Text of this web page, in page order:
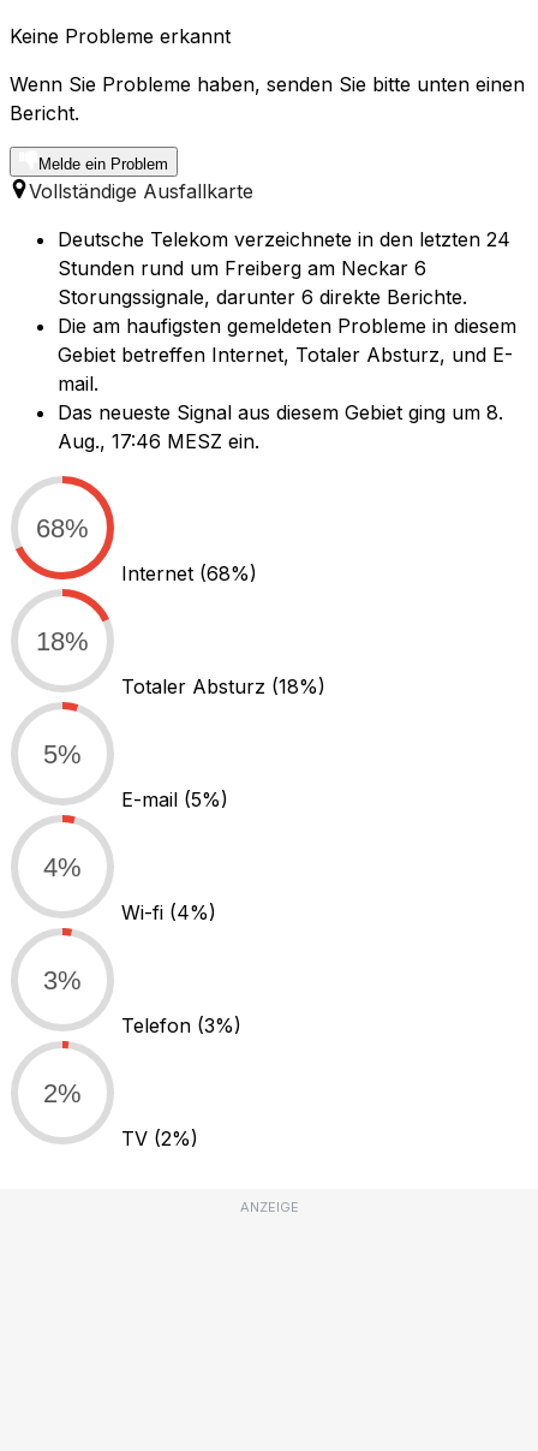
Keine Probleme erkannt
Wenn Sie Probleme haben, senden Sie bitte unten einen
Bericht.
Melde ein Problem
Vollständige Ausfallkarte
Deutsche Telekom verzeichnete in den letzten 24
Stunden rund um Freiberg am Neckar 6
Storungssignale, darunter 6 direkte Berichte.
Die am haufigsten gemeldeten Probleme in diesem
Gebiet betreffen Internet, Totaler Absturz, und E-
mail.
Das neueste Signal aus diesem Gebiet ging um 8.
Aug., 17:46 MESZ ein.
68%
Internet (68%)
18%
Totaler Absturz (18%)
5%
E-mail (5%)
4%
Wi-fi (4%)
3%
Telefon (3%)
2%
TV (2%)
ANZEIGE